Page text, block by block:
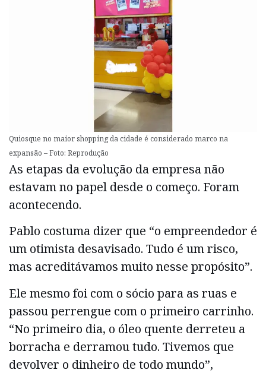
Quiosque no maior shopping da cidade é considerado marco na
expansão – Foto: Reprodução
As etapas da evolução da empresa não
estavam no papel desde o começo. Foram
acontecendo.
Pablo costuma dizer que “o empreendedor é
um otimista desavisado. Tudo é um risco,
mas acreditávamos muito nesse propósito”.
Ele mesmo foi com o sócio para as ruas e
passou perrengue com o primeiro carrinho.
“No primeiro dia, o óleo quente derreteu a
borracha e derramou tudo. Tivemos que
devolver o dinheiro de todo mundo”,